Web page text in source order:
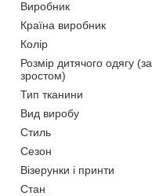
Виробник
Країна виробник
Колір
Розмір дитячого одягу (за
зростом)
Тип тканини
Вид виробу
Стиль
Сезон
Візерунки і принти
Стан